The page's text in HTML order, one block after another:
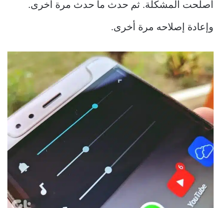
أصلحت المشكلة. ثم حدث ما حدث مرة أخرى.
وإعادة إصلاحه مرة أخرى.